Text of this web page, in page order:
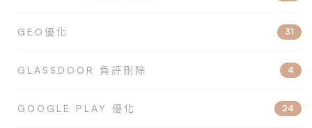
GEO優化 31
GLASSDOOR 負評刪除 4
GOOGLE PLAY 優化 24